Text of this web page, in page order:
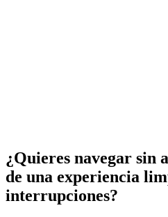
¿Quieres navegar sin
de una experiencia
interrupciones?